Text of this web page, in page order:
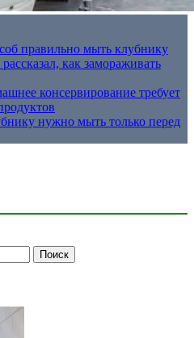
правильно мыть клубнику
как замораживать
консервирование требует
нужно мыть только перед